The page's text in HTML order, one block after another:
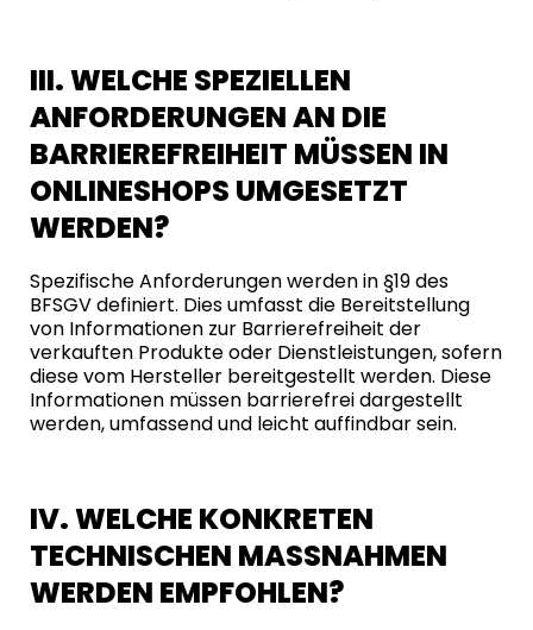
III. WELCHE SPEZIELLEN
ANFORDERUNGEN AN DIE
BARRIEREFREIHEIT MÜSSEN IN
ONLINESHOPS UMGESETZT
WERDEN?
Spezifische Anforderungen werden in §19 des
BFSGV definiert. Dies umfasst die Bereitstellung
von Informationen zur Barrierefreiheit der
verkauften Produkte oder Dienstleistungen, sofern
diese vom Hersteller bereitgestellt werden. Diese
Informationen müssen barrierefrei dargestellt
werden, umfassend und leicht auffindbar sein.
IV. WELCHE KONKRETEN
TECHNISCHEN MASSNAHMEN W
ERDEN EMPFOHLEN?